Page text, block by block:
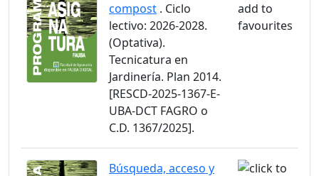
compost . Ciclo
lectivo: 2026-2028.
(Optativa).
Tecnicatura en
Jardinería. Plan 2014.
[RESCD-2025-1367-E-
UBA-DCT FAGRO o
C.D. 1367/2025].
Búsqueda, acceso y